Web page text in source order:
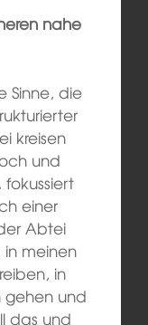
nahe
Sinne, die
kreisen
und
einer
Abtei
meinen
in
gehen und
das und